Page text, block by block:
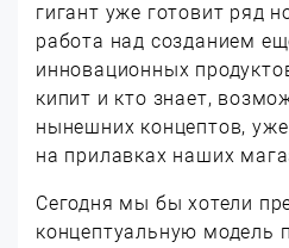
гигант уже готовит ряд
работа над созданием
инновационных
кипит и кто знает,
нынешних концептов,
на прилавках наших
Сегодня мы бы хотели
концептуальную модель